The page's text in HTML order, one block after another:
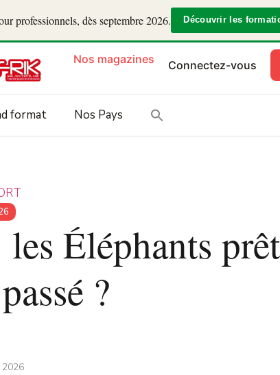
professionnels, dès septembre 2026. Découvrir les
Nos magazines Connectez-vous
format Nos Pays
Éléphants
?
2026